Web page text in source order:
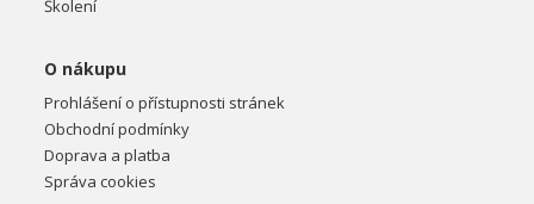
Školení
O nákupu
Prohlášení o přístupnosti stránek
Obchodní podmínky
Doprava a platba
Správa cookies